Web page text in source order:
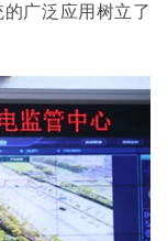
广泛应用树立了